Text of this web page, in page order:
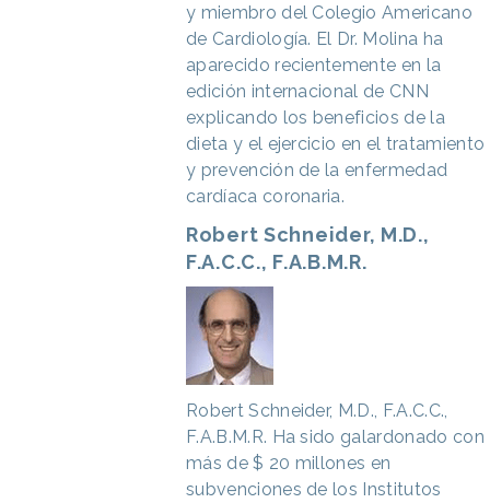
y miembro del Colegio Americano
de Cardiología. El Dr. Molina ha
aparecido recientemente en la
edición internacional de CNN
explicando los beneficios de la
dieta y el ejercicio en el tratamiento
y prevención de la enfermedad
cardíaca coronaria.
Robert Schneider, M.D.,
F.A.C.C., F.A.B.M.R.
Robert Schneider, M.D., F.A.C.C.,
F.A.B.M.R. Ha sido galardonado con
más de $ 20 millones en
subvenciones de los Institutos